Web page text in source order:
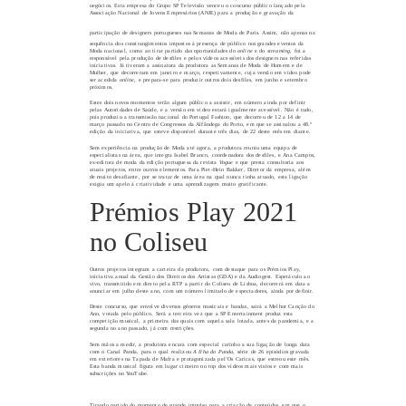
negócios. Esta empresa do Grupo SP Televisão venceu o concurso público lançado pela
Associação Nacional de Jovens Empresários (ANJE)para a produção e gravação da
participação de designers portugueses nas Semanas de Moda de Paris. Assim, não apenas na
sequência dos constrangimentos impostos à presença de público nos grandes eventos da
Moda nacional, como ao tirar partido das oportunidades do onlinee do streaming , foi a
responsável pela produção de desfiles e pelos vídeos acessíveis dos designersnas referidas
iniciativas. Já tiveram a assinatura da produtora as Semanas de Moda de Homem e de
Mulher, que decorreram em janeiro e março, respetivamente, cuja versão em vídeo pode
ser acedida online , e prepara-se para produzir outros dois desfiles, em junho e setembro
próximos.
Estes dois novos momentos terão algum público a assistir, em número ainda por definir
pelas Autoridades de Saúde, e a versão em vídeo estará igualmente acessível. Não é tudo,
pois produziu a transmissãonacional do Portugal Fashion, que decorreu de 12 a 14 de
março passado no Centro de Congressos da Alfândega do Porto, em que se assinalou a 48.ª
edição da iniciativa, que esteve disponível durante três dias, de 22 deste mês em diante.
Sem experiência na produção de Moda até agora, a produtora reuniu uma equipa de
especialistas na área, que integra Isabel Branco, coordenadora dos desfiles, e Ana Campos,
ex-editora de moda da edição portuguesa da revista Vogue e que presta consultoria aos
atuais projetos, entre outros elementos. Para Piet-Hein Bakker, Diretor da empresa, além
de muito desafiante, por se tratar de uma área na qual nunca tinha atuado, esta ligação
exigiu um apelo à criatividade e uma aprendizagem muito gratificante.
Prémios Play 2021
no Coliseu
Outros projetos integram a carteira da produtora, com destaque para os Prémios Play,
iniciativa anual da Gestão dos Direitos dos Artistas (GDA) e da Audiogest. Espetáculo ao
vivo, transmitido em direto pela RTP a partir do Coliseu de Lisboa, decorrerá em data a
anunciar em julho deste ano, com um número limitado de espectadores, ainda por definir.
Deste concurso, que envolve diversos géneros musicais e bandas, sairá a Melhor Canção do
Ano, votada pelo público. Será a terceira vez que a SP Entertainment produz esta
competição musical, a primeira das quais com aquela sala lotada, antes da pandemia, e a
segunda no ano passado, já com restrições.
Sem mãos a medir, a produtora encara com especial carinho a sua ligação de longa data
com o Canal Panda, para o qual realizou A Ilha do Panda , série de 26 episódios gravada
em exteriores na Tapada de Mafra e protagonizada pel’Os Caricas, que estreou este mês.
Esta banda musical figura em lugar cimeiro no top dos vídeos mais vistos e com mais
subscrições no YouTube.